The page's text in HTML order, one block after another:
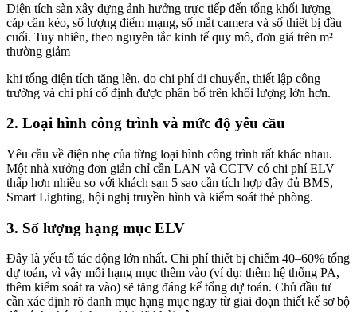
Diện tích sàn xây dựng ảnh hưởng trực tiếp đến tổng khối lượng
cáp cần kéo, số lượng điểm mạng, số mắt camera và số thiết bị đầu
cuối. Tuy nhiên, theo nguyên tắc kinh tế quy mô, đơn giá trên m²
thường giảm
khi tổng diện tích tăng lên, do chi phí di chuyển, thiết lập công
trường và chi phí cố định được phân bổ trên khối lượng lớn hơn.
2. Loại hình công trình và mức độ yêu cầu
Yêu cầu về điện nhẹ của từng loại hình công trình rất khác nhau.
Một nhà xưởng đơn giản chỉ cần LAN và CCTV có chi phí ELV
thấp hơn nhiều so với khách sạn 5 sao cần tích hợp đầy đủ BMS,
Smart Lighting, hội nghị truyền hình và kiểm soát thẻ phòng.
3. Số lượng hạng mục ELV
Đây là yếu tố tác động lớn nhất. Chi phí thiết bị chiếm 40–60% tổng
dự toán, vì vậy mỗi hạng mục thêm vào (ví dụ: thêm hệ thống PA,
thêm kiểm soát ra vào) sẽ tăng đáng kể tổng dự toán. Chủ đầu tư
cần xác định rõ danh mục hạng mục ngay từ giai đoạn thiết kế sơ bộ